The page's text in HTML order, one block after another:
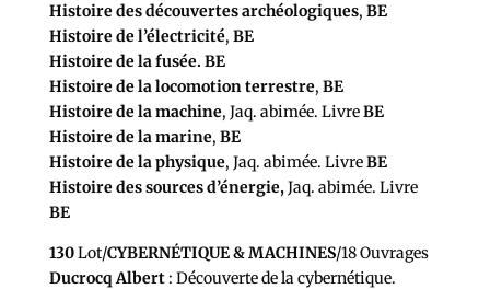
Histoire des découvertes archéologiques, BE
Histoire de l’électricité, BE
Histoire de la fusée. BE
Histoire de la locomotion terrestre, BE
Histoire de la machine, Jaq. abimée. LivreBE
Histoire de la marine, BE
Histoire de la physique, Jaq. abimée. LivreBE
Histoire des sources d’énergie,Jaq. abimée. Livre
BE
130Lot/CYBERNÉTIQUE & MACHINES/18 Ouvrages
Ducrocq Albert: Découverte de la cybernétique.